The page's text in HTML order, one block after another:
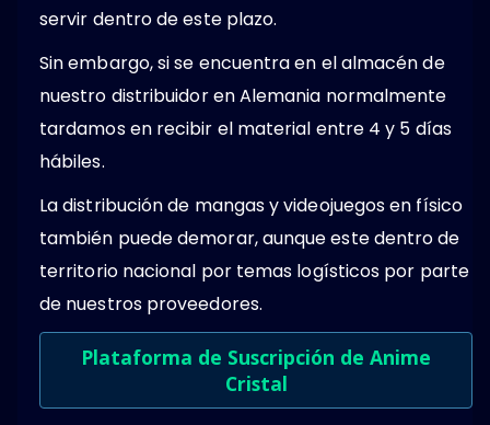
servir dentro de este plazo.
Sin embargo, si se encuentra en el almacén de
nuestro distribuidor en Alemania normalmente
tardamos en recibir el material entre 4 y 5 días
hábiles.
La distribución de mangas y videojuegos en físico
también puede demorar, aunque este dentro de
territorio nacional por temas logísticos por parte
de nuestros proveedores.
Plataforma de Suscripción de Anime
Cristal